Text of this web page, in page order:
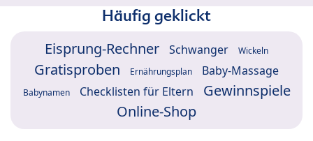
Häufig geklickt
Eisprung-Rechner Schwanger Wickeln
Gratisproben Ernährungsplan Baby-Massage
Babynamen Checklisten für Eltern
Gewinnspiele
Online-Shop